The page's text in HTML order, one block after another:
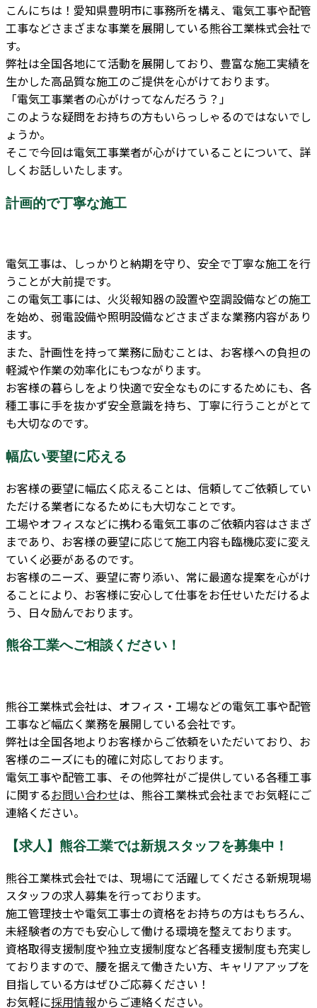
こんにちは！愛知県豊明市に事務所を構え、電気工事や配管
工事などさまざまな事業を展開している熊谷工業株式会社で
す。
弊社は全国各地にて活動を展開しており、豊富な施工実績を
生かした高品質な施工のご提供を心がけております。
「電気工事業者の心がけってなんだろう？」
このような疑問をお持ちの方もいらっしゃるのではないでし
ょうか。
そこで今回は電気工事業者が心がけていることについて、詳
しくお話しいたします。
計画的で丁寧な施工
電気工事は、しっかりと納期を守り、安全で丁寧な施工を行
うことが大前提です。
この電気工事には、火災報知器の設置や空調設備などの施工
を始め、弱電設備や照明設備などさまざまな業務内容があり
ます。
また、計画性を持って業務に励むことは、お客様への負担の
軽減や作業の効率化にもつながります。
お客様の暮らしをより快適で安全なものにするためにも、各
種工事に手を抜かず安全意識を持ち、丁寧に行うことがとて
も大切なのです。
幅広い要望に応える
お客様の要望に幅広く応えることは、信頼してご依頼してい
ただける業者になるためにも大切なことです。
工場やオフィスなどに携わる電気工事のご依頼内容はさまざ
まであり、お客様の要望に応じて施工内容も臨機応変に変え
ていく必要があるのです。
お客様のニーズ、要望に寄り添い、常に最適な提案を心がけ
ることにより、お客様に安心して仕事をお任せいただけるよ
う、日々励んでおります。
熊谷工業へご相談ください！
熊谷工業株式会社は、オフィス・工場などの電気工事や配管
工事など幅広く業務を展開している会社です。
弊社は全国各地よりお客様からご依頼をいただいており、お
客様のニーズにも的確に対応しております。
電気工事や配管工事、その他弊社がご提供している各種工事
に関するお問い合わせは、熊谷工業株式会社までお気軽にご
連絡ください。
【求人】熊谷工業では新規スタッフを募集中！
熊谷工業株式会社では、現場にて活躍してくださる新規現場
スタッフの求人募集を行っております。
施工管理技士や電気工事士の資格をお持ちの方はもちろん、
未経験者の方でも安心して働ける環境を整えております。
資格取得支援制度や独立支援制度など各種支援制度も充実し
ておりますので、腰を据えて働きたい方、キャリアアップを
目指している方はぜひご応募ください！
お気軽に採用情報からご連絡ください。